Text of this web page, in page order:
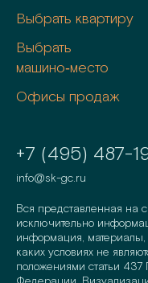
Выбрать квартиру
Выбрать
машино‑место
Офисы продаж
+7 (495) 487-
info@sk-gc.ru
Вся представленная на
исключительно
информация,
каких условиях не
положениями статьи 437